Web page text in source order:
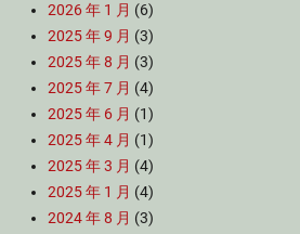
2026 年 1 月 (6)
2025 年 9 月 (3)
2025 年 8 月 (3)
2025 年 7 月 (4)
2025 年 6 月 (1)
2025 年 4 月 (1)
2025 年 3 月 (4)
2025 年 1 月 (4)
2024 年 8 月 (3)